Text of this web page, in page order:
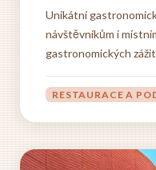
Unikátní
návštěvníkům i
gastronomických
restaurace na lodi
RESTAURACE A